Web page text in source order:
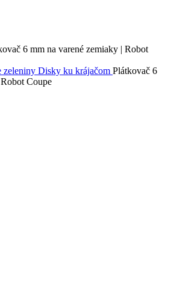
zeleniny Disky ku krájačom Plátkovač 6
Coupe